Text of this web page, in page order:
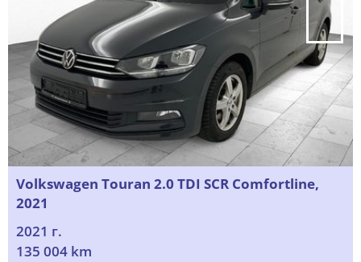
Volkswagen Touran 2.0 TDI SCR Comfortline,
2021
2021 г.
135 004 km